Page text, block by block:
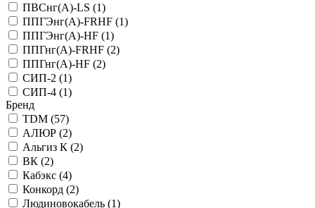
ПВСнг(А)-LS (1)
ППГЭнг(А)-FRHF (1)
ППГЭнг(А)-HF (1)
ППГнг(А)-FRHF (2)
ППГнг(А)-HF (2)
СИП-2 (1)
СИП-4 (1)
Бренд
TDM (57)
АЛЮР (2)
Альгиз К (2)
ВК (2)
Кабэкс (4)
Конкорд (2)
Людиновокабель (1)